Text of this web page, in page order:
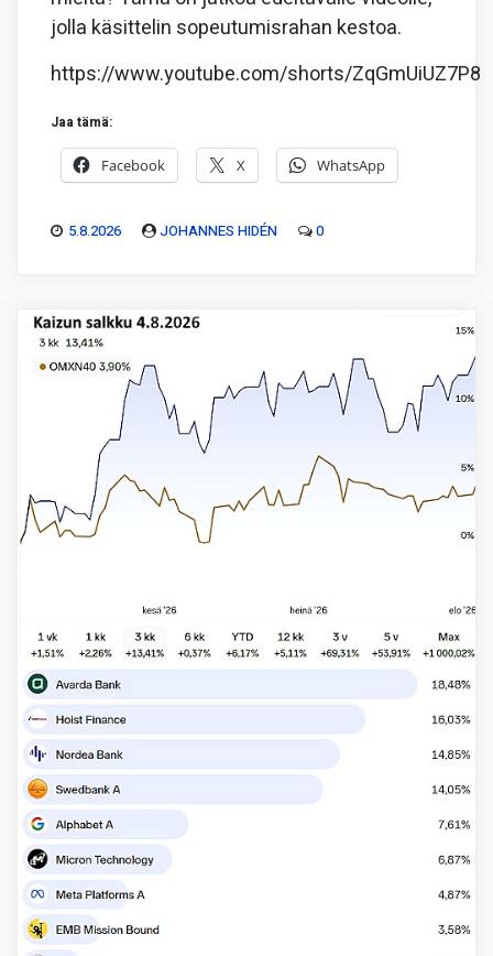
jolla käsittelin sopeutumisrahan kestoa.
https://www.youtube.com/shorts/ZqGmUiUZ7P8
Jaa tämä:
Facebook X WhatsApp
5.8.2026 JOHANNES HIDÉN 0